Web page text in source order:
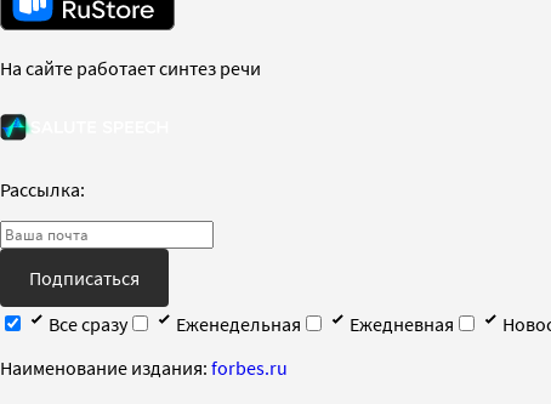
На сайте работает синтез речи
Рассылка:
Подписаться
Все сразу
Еженедельная Ежедневная
Наименование издания: forbes.ru